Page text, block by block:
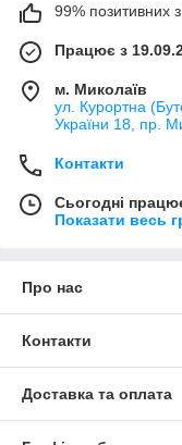
99% позитивних з
Працює з
м. Миколаїв
ул. Курортна
України 18, пр.
Контакти
Сьогодні
Показати весь
Про нас
Контакти
Доставка та оплата